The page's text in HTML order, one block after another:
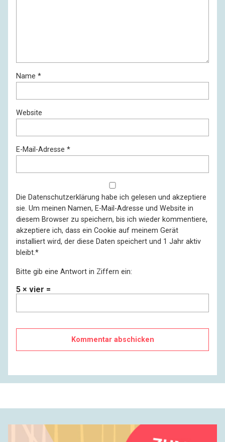
Name *
Website
E-Mail-Adresse *
Die Datenschutzerklärung habe ich gelesen und akzeptiere
sie. Um meinen Namen, E-Mail-Adresse und Website in
diesem Browser zu speichern, bis ich wieder kommentiere,
akzeptiere ich, dass ein Cookie auf meinem Gerät
installiert wird, der diese Daten speichert und 1 Jahr aktiv
bleibt.*
Bitte gib eine Antwort in Ziffern ein:
5 × vier =